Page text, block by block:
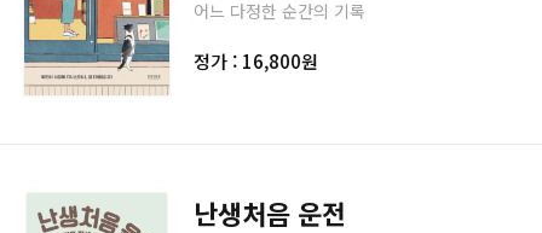
어느 다정한 순간의 기록
정가 : 16,800원
난생처음 운전